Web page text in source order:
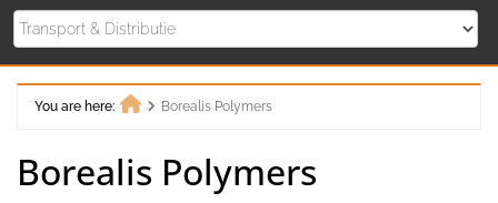
You are here:
Borealis Polymers
Borealis Polymers